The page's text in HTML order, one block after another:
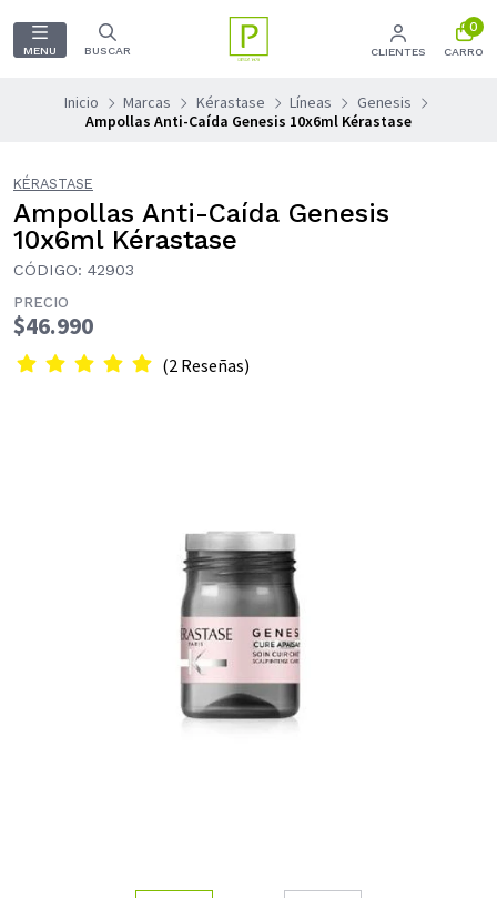
MENU BUSCAR CLIENTES
0
CARRO
Inicio Marcas Kérastase Líneas
Genesis
Ampollas Anti-Caída Genesis 10x6ml Kérastase
KÉRASTASE
Ampollas Anti-Caída Genesis
10x6ml Kérastase
CÓDIGO: 42903
PRECIO
$46.990
(2 Reseñas)